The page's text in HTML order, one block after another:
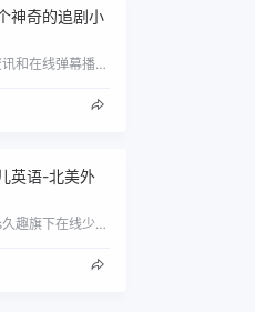
神奇的追剧小
提供最新最快的影视资讯和在线弹幕播放\uff0c日剧在线\uff0c美剧在线\uff0c韩剧在线\uff0c捏它动漫在线\uff0c…
英语-北美外
qkids久趣英语是qkids久趣旗下在线少儿英语培训产品。严选北美精英外教\uff0c以4至12岁少儿为中心开展个性化教学和游戏式…